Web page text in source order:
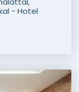
- Hotel